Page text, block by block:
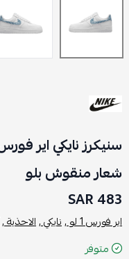
شعار منقوش بلو
483 SAR
اير فورس 1 لو , نايكي ,الاحذية ,
متوفر